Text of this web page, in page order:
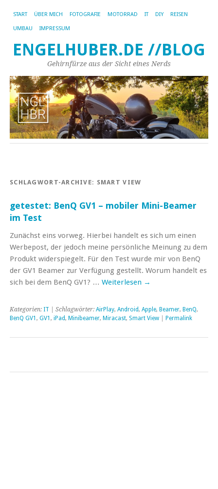
START ÜBER MICH FOTOGRAFIE MOTORRAD IT DIY REISEN
UMBAU IMPRESSUM
ENGELHUBER.DE //BLOG
Gehirnfürze aus der Sicht eines Nerds
SCHLAGWORT-ARCHIVE: SMART VIEW
getestet: BenQ GV1 – mobiler Mini-Beamer
im Test
Zunächst eins vorweg. Hierbei handelt es sich um einen
Werbepost, der jedoch meine persönliche Meinung zu dem
Produkt widerspiegelt. Für den Test wurde mir von BenQ
der GV1 Beamer zur Verfügung gestellt. Worum handelt es
sich bei dem BenQ GV1? … Weiterlesen →
Kategorien: IT | Schlagwörter: AirPlay, Android, Apple, Beamer, BenQ,
BenQ GV1 , GV1 , iPad, Minibeamer, Miracast, Smart View Permalink